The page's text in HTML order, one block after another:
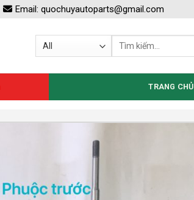
Email: quochuyautoparts@gmail.com
TRANG CHỦ